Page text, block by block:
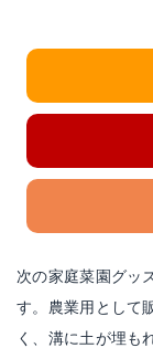
次の家庭菜園グッ
す。農業用として
く、溝に土が埋も